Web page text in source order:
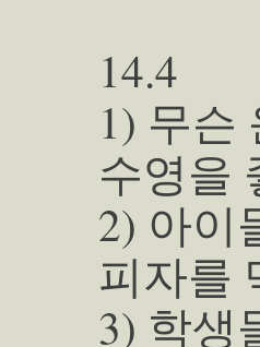
14.4
1) 무슨
수영을
2) 아이
피자를
3) 학생